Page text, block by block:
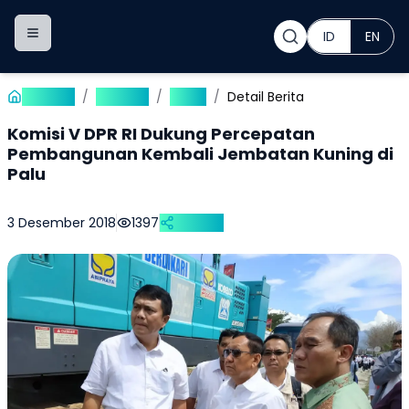
Toggle navigation menu ID EN
/ / / Detail Berita
Komisi V DPR RI Dukung Percepatan
Pembangunan Kembali Jembatan Kuning di
Palu
3 Desember 2018 1397